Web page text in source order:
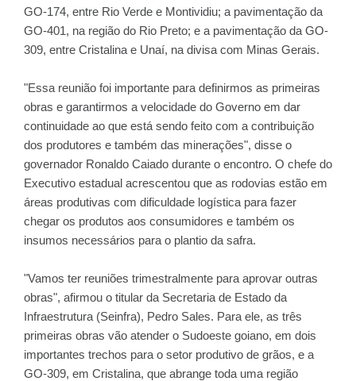
GO-174, entre Rio Verde e Montividiu; a pavimentação da
GO-401, na região do Rio Preto; e a pavimentação da GO-
309, entre Cristalina e Unaí, na divisa com Minas Gerais.
"Essa reunião foi importante para definirmos as primeiras
obras e garantirmos a velocidade do Governo em dar
continuidade ao que está sendo feito com a contribuição
dos produtores e também das minerações", disse o
governador Ronaldo Caiado durante o encontro. O chefe do
Executivo estadual acrescentou que as rodovias estão em
áreas produtivas com dificuldade logística para fazer
chegar os produtos aos consumidores e também os
insumos necessários para o plantio da safra.
"Vamos ter reuniões trimestralmente para aprovar outras
obras", afirmou o titular da Secretaria de Estado da
Infraestrutura (Seinfra), Pedro Sales. Para ele, as três
primeiras obras vão atender o Sudoeste goiano, em dois
importantes trechos para o setor produtivo de grãos, e a
GO-309, em Cristalina, que abrange toda uma região